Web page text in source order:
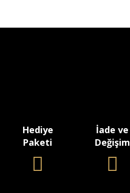
Hediye
Paketi
İade ve
Değişim